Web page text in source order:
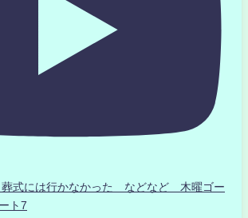
式には行かなかった などなど 木曜ゴー
ト7